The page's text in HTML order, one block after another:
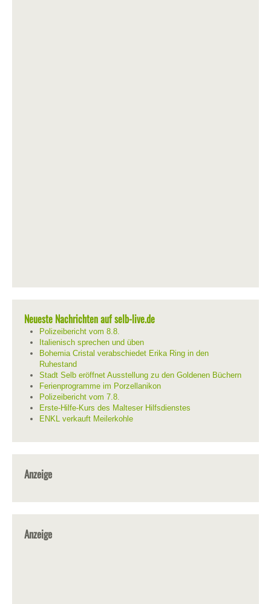
Neueste Nachrichten auf selb-live.de
Polizeibericht vom 8.8.
Italienisch sprechen und üben
Bohemia Cristal verabschiedet Erika Ring in den
Ruhestand
Stadt Selb eröffnet Ausstellung zu den Goldenen Büchern
Ferienprogramme im Porzellanikon
Polizeibericht vom 7.8.
Erste-Hilfe-Kurs des Malteser Hilfsdienstes
ENKL verkauft Meilerkohle
Anzeige
Anzeige